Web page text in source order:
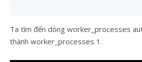
Ta tìm đến dòng worker_processes
thành worker_processes 1.